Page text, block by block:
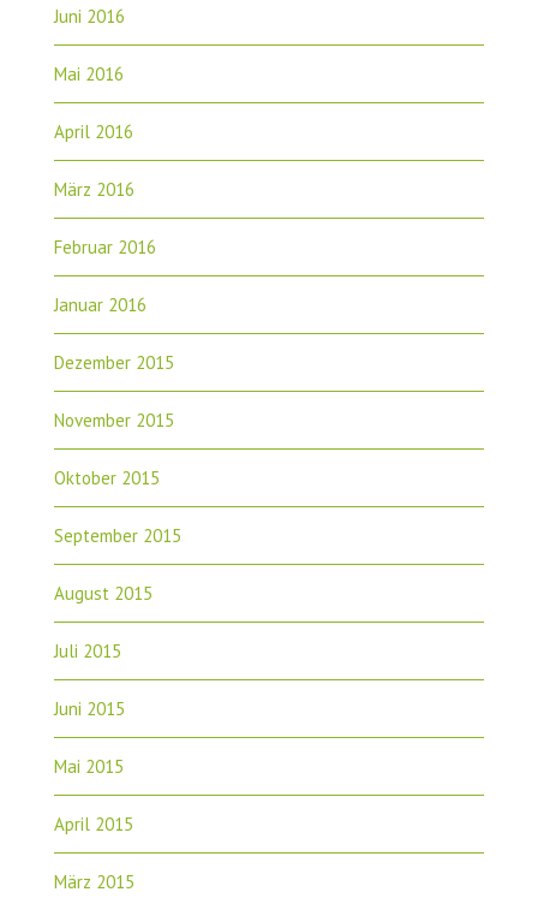
Juni 2016
Mai 2016
April 2016
März 2016
Februar 2016
Januar 2016
Dezember 2015
November 2015
Oktober 2015
September 2015
August 2015
Juli 2015
Juni 2015
Mai 2015
April 2015
März 2015